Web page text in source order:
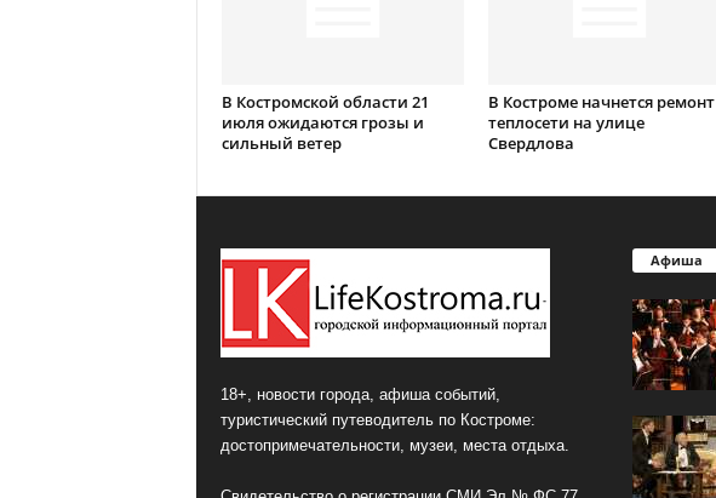
В Костромской области 21
июля ожидаются грозы и
сильный ветер
В Костроме начнется ремонт
теплосети на улице
Свердлова
18+, новости города, афиша событий,
туристический путеводитель по Костроме:
достопримечательности, музеи, места отдыха.
Афиша